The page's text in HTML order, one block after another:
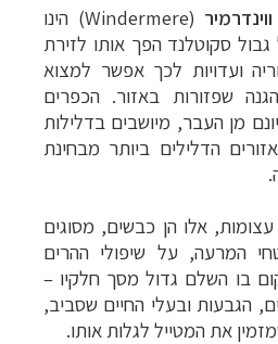
ווינדרמיר (
Windermere) הינו
גבול סקוטלנד הפך אותו לזירת
ועדויות לכך אפשר למצוא
שפזורות באזור. הכפרים
מן העבר, מיושבים בדלילות
הדלילים ביותר מבחינת
אלו הן כבשים, מסוגים
המרעה, על שיפולי ההרים
בו השלם גדול מסך חלקיו –
הגבעות ובעלי החיים שסביב,
את המטייל לגלות אותו.